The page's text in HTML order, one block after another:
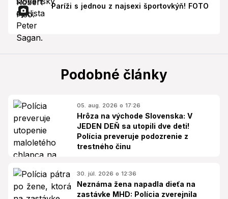
Paríži s jednou z najsexi športovkýň! FOTO
Podobné články
05. aug. 2026 o 17:26
Hrôza na východe Slovenska: V
JEDEN DEŇ sa utopili dve deti!
Polícia preveruje podozrenie z
trestného činu
30. júl. 2026 o 12:36
Neznáma žena napadla dieťa na
zastávke MHD: Polícia zverejnila